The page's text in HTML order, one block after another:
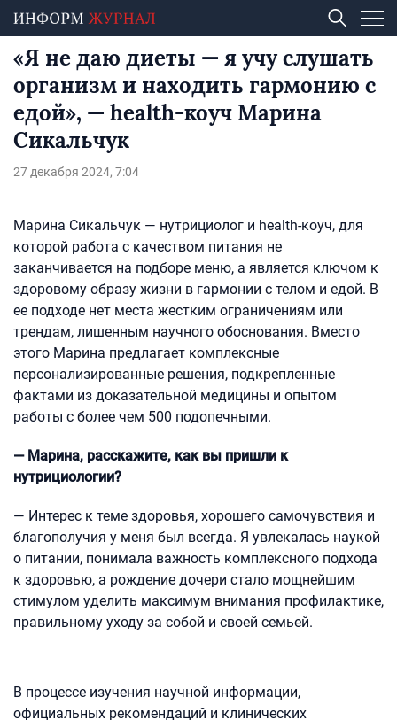
«Я не даю диеты — я учу слушать
организм и находить гармонию с
едой», — health-коуч Марина
Сикальчук
27 декабря 2024, 7:04
Марина Сикальчук — нутрициолог и health-коуч, для
которой работа с качеством питания не
заканчивается на подборе меню, а является ключом к
здоровому образу жизни в гармонии с телом и едой. В
ее подходе нет места жестким ограничениям или
трендам, лишенным научного обоснования. Вместо
этого Марина предлагает комплексные
персонализированные решения, подкрепленные
фактами из доказательной медицины и опытом
работы с более чем 500 подопечными.
— Марина, расскажите, как вы пришли к
нутрициологии?
— Интерес к теме здоровья, хорошего самочувствия и
благополучия у меня был всегда. Я увлекалась наукой
о питании, понимала важность комплексного подхода
к здоровью, а рождение дочери стало мощнейшим
стимулом уделить максимум внимания профилактике,
правильному уходу за собой и своей семьей.
В процессе изучения научной информации,
официальных рекомендаций и клинических